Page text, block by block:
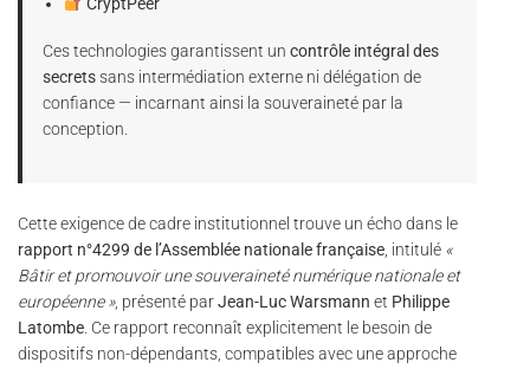
Ces technologies garantissent un contrôle intégral des
secretssans intermédiation externe ni délégation de
confiance — incarnant ainsi la souveraineté par la
conception.
Cette exigence de cadre institutionnel trouve un écho dans le
rapport n°4299 de l’Assemblée nationale française , intitulé «
Bâtir et promouvoir une souveraineté numérique nationale et
européenne », présenté parJean-Luc Warsmann et Philippe
Latombe . Ce rapport reconnaît explicitement le besoin de
dispositifs non-dépendants, compatibles avec une approche